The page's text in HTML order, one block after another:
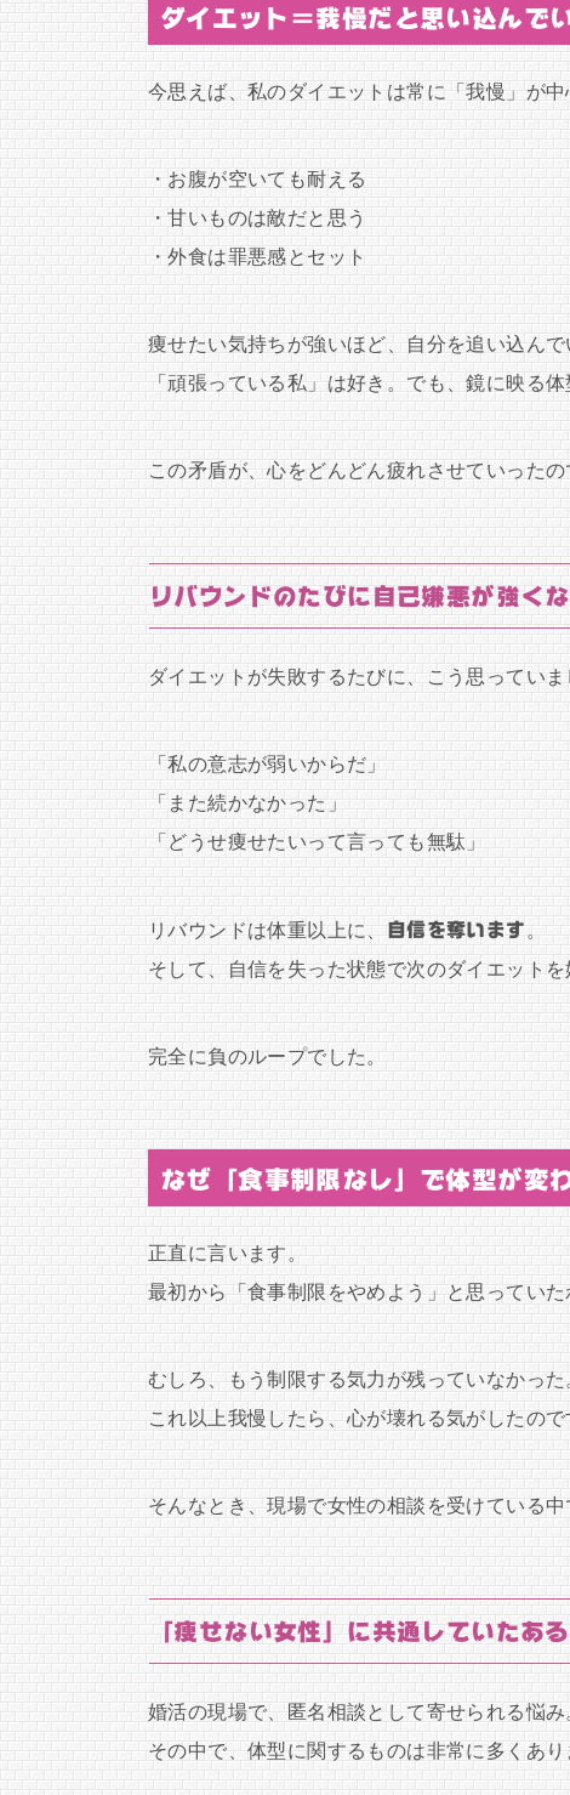
ダイエット＝我慢だと思い込んで
今思えば、私のダイエットは常に「我慢」が中
・お腹が空いても耐える
・甘いものは敵だと思う
・外食は罪悪感とセット
痩せたい気持ちが強いほど、自分を追い込んで
「頑張っている私」は好き。でも、鏡に映る体
この矛盾が、心をどんどん疲れさせていったの
リバウンドのたびに自己嫌悪が強く
ダイエットが失敗するたびに、こう思っていま
「私の意志が弱いからだ」
「また続かなかった」
「どうせ痩せたいって言っても無駄」
リバウンドは体重以上に、 自信を奪います。
そして、自信を失った状態で次のダイエットを
完全に負のループでした。
なぜ「食事制限なし」で体型が変
正直に言います。
最初から「食事制限をやめよう」と思っていた
むしろ、もう制限する気力が残っていなかった
これ以上我慢したら、心が壊れる気がしたので
そんなとき、現場で女性の相談を受けている
「痩せない女性」に共通していたあ
婚活の現場で、匿名相談として寄せられる悩み
その中で、体型に関するものは非常に多くあり